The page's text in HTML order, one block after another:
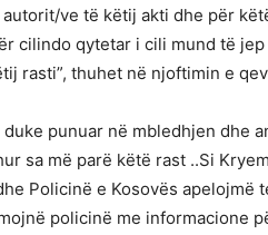
ve të këtij akti dhe për
cilindo qytetar i cili mund të
rasti”, thuhet në njoftimin e
punuar në mbledhjen dhe
sa më parë këtë rast ..Si
Policinë e Kosovës
policinë me informacione